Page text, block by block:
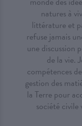
natures à
littérature et
refuse jamais
une discussion
de la vie.
compétences
gestion des
la Terre pour
société civile